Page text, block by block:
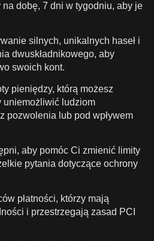
dobę, 7 dni w tygodniu, aby je
silnych, unikalnych haseł i
dwuskładnikowego, aby
swoich kont.
pieniędzy, którą możesz
uniemożliwić ludziom
pozwolenia lub pod wpływem
aby pomóc Ci zmienić limity
pytania dotyczące ochrony
płatności, którzy mają
i przestrzegają zasad PCI